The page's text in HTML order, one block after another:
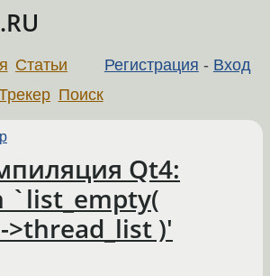
Регистрация - Вход
Статьи
Поиск
Qt4:
`list_empty(
>thread_list )'